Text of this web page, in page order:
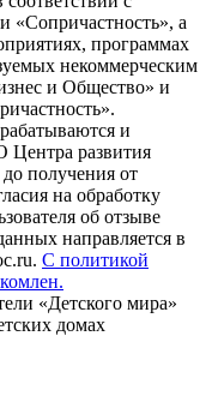
«Сопричастность», а
программах
некоммерческим
и Общество» и
и
Центра развития
получения от
на обработку
об отзыве
направляется в
С политикой
«Детского мира»
домах